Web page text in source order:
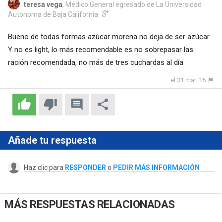
teresa vega, Médico General egresado de La Universidad
Autonoma de Baja California
Bueno de todas formas azúcar morena no deja de ser azúcar.
Y no es light, lo más recomendable es no sobrepasar las
ración recomendada, no más de tres cuchardas al día
el 31 mar. 15
Añade tu respuesta
Haz clic para RESPONDER o PEDIR MÁS INFORMACIÓN
MÁS RESPUESTAS RELACIONADAS